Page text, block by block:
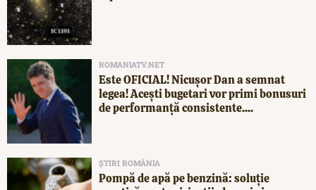
ROMANIATV.NET
Este OFICIAL! Nicușor Dan a semnat
legea! Acești bugetari vor primi bonusuri
de performanță consistente....
ȘTIRI ROMÂNIA
Pompă de apă pe benzină: soluție